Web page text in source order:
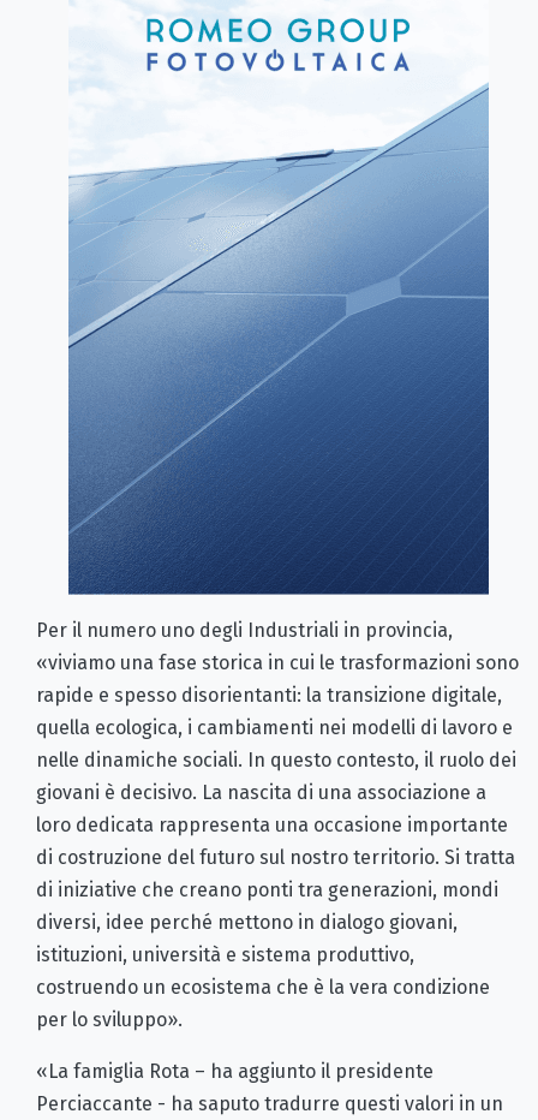
Per il numero uno degli Industriali in provincia,
«viviamo una fase storica in cui le trasformazioni sono
rapide e spesso disorientanti: la transizione digitale,
quella ecologica, i cambiamenti nei modelli di lavoro e
nelle dinamiche sociali. In questo contesto, il ruolo dei
giovani è decisivo. La nascita di una associazione a
loro dedicata rappresenta una occasione importante
di costruzione del futuro sul nostro territorio. Si tratta
di iniziative che creano ponti tra generazioni, mondi
diversi, idee perché mettono in dialogo giovani,
istituzioni, università e sistema produttivo,
costruendo un ecosistema che è la vera condizione
per lo sviluppo».
«La famiglia Rota – ha aggiunto il presidente
Perciaccante - ha saputo tradurre questi valori in un